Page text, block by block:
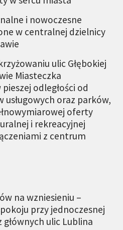
i nowoczesne
w centralnej dzielnicy
ulic Głębokiej
Miasteczka
odległości od
oraz parków,
oferty
i rekreacyjnej
z centrum
na wzniesieniu –
przy jednoczesnej
głównych ulic Lublina